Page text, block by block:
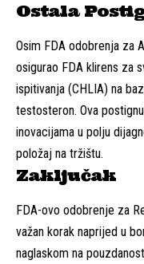
Ostala
Osim FDA odobrenja za
osigurao FDA klirens za
ispitivanja (CHLIA) na
testosteron. Ova
inovacijama u polju
položaj na tržištu.
Zaključak
FDA-ovo odobrenje za
važan korak naprijed u
naglaskom na